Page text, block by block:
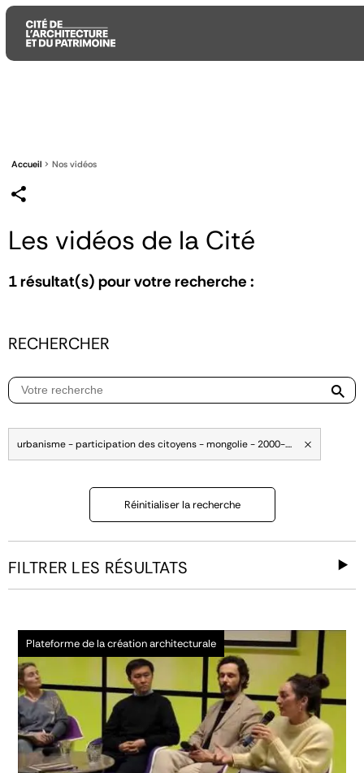
principal
principal
recherche
Accueil Nos vidéos
Les vidéos de la Cité
1résultat(s) pour votre recherche :
RECHERCHER
urbanisme - participation des citoyens - mongolie - 2000-....
Réinitialiser la recherche
FILTRER LES RÉSULTATS
Plateforme de la création architecturale